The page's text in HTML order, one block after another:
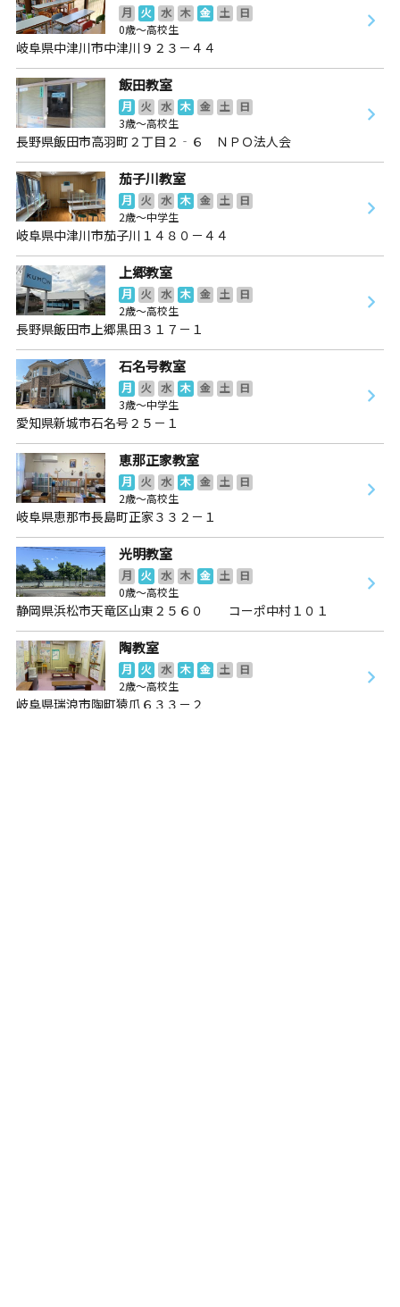
月 火 水 木 金 土
日
0歳～高校生
岐阜県中津川市中津川９２３－４４
飯田教室
月 火 水 木 金 土
日
3歳～高校生
長野県飯田市高羽町２丁目２‐６ ＮＰＯ法人会
茄子川教室
月 火 水 木 金 土
日
2歳～中学生
岐阜県中津川市茄子川１４８０－４４
上郷教室
月 火 水 木 金 土
日
2歳～高校生
長野県飯田市上郷黒田３１７－１
石名号教室
月 火 水 木 金 土
日
3歳～中学生
愛知県新城市石名号２５－１
恵那正家教室
月 火 水 木 金 土
日
2歳～高校生
岐阜県恵那市長島町正家３３２－１
光明教室
月 火 水 木 金 土
日
0歳～高校生
静岡県浜松市天竜区山東２５６０ コーポ中村１０１
陶教室
月 火 水 木 金 土
日
2歳～高校生
岐阜県瑞浪市陶町猿爪６３３－２